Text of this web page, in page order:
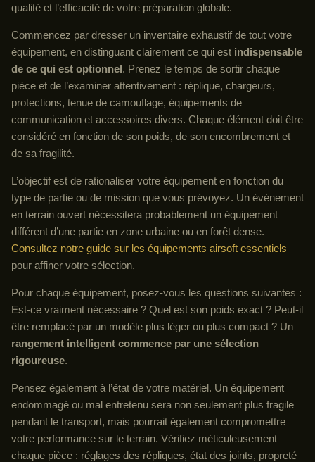
qualité et l’efficacité de votre préparation globale.
Commencez par dresser un inventaire exhaustif de tout votre
équipement, en distinguant clairement ce qui est indispensable
de ce qui est optionnel. Prenez le temps de sortir chaque
pièce et de l’examiner attentivement : réplique, chargeurs,
protections, tenue de camouflage, équipements de
communication et accessoires divers. Chaque élément doit être
considéré en fonction de son poids, de son encombrement et
de sa fragilité.
L’objectif est de rationaliser votre équipement en fonction du
type de partie ou de mission que vous prévoyez. Un événement
en terrain ouvert nécessitera probablement un équipement
différent d’une partie en zone urbaine ou en forêt dense.
Consultez notre guide sur les équipements airsoft essentiels
pour affiner votre sélection.
Pour chaque équipement, posez-vous les questions suivantes :
Est-ce vraiment nécessaire ? Quel est son poids exact ? Peut-il
être remplacé par un modèle plus léger ou plus compact ? Un
rangement intelligent commence par une sélection
rigoureuse.
Pensez également à l’état de votre matériel. Un équipement
endommagé ou mal entretenu sera non seulement plus fragile
pendant le transport, mais pourrait également compromettre
votre performance sur le terrain. Vérifiez méticuleusement
chaque pièce : réglages des répliques, état des joints, propreté